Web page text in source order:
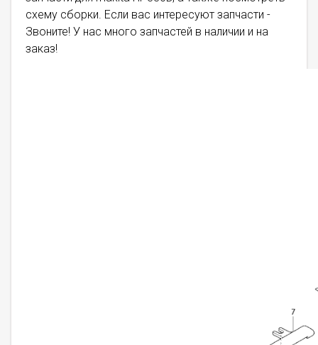
схему сборки. Если вас интересуют запчасти -
Звоните! У нас много запчастей в наличии и на
заказ!